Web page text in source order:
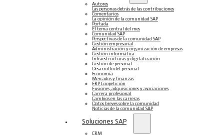
Autores
Las personas detrás de las contribuciones
Comentarios
La opinión de la comunidad SAP
Portada
El tema central del mes
Comunidad SAP
Perspectivas de la comunidad SAP
Gestión empresarial
Administración y organización de empresas
Gestión informática
Infraestructuras y digitalización
Gestión de personal
Desarrollo del personal
Economía
Mercados y finanzas
ERP Coopetición
Fusiones, adquisiciones y asociaciones
Carrera profesional
Cambios en las carreras
Datos breves sobre la comunidad
Noticias de la comunidad SAP
Soluciones‎‎ SAP
CRM